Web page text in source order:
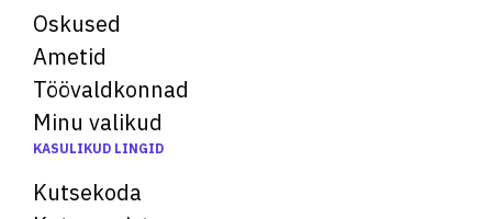
Oskused
Ametid
Töövaldkonnad
Minu valikud
KASULIKUD LINGID
Kutsekoda